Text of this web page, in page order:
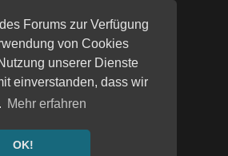
Forums zur Verfügung
von Cookies
unserer Dienste
einverstanden, dass wir
Mehr erfahren
OK!